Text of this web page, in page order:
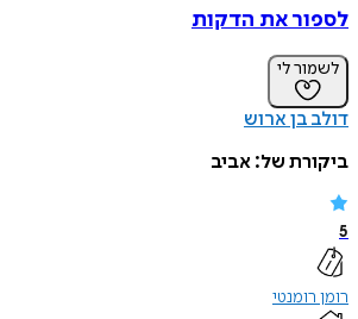
לספור את הדקות
לשמור לי
דולב בן ארוש
ביקורת של: אביב
5
רומן רומנטי